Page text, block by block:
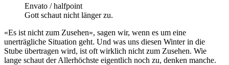
Envato / halfpoint
Gott schaut nicht länger zu.
«Es ist nicht zum Zusehen», sagen wir, wenn es um eine
unerträgliche Situation geht. Und was uns diesen Winter in die
Stube übertragen wird, ist oft wirklich nicht zum Zusehen. Wie
lange schaut der Allerhöchste eigentlich noch zu, denken manche.